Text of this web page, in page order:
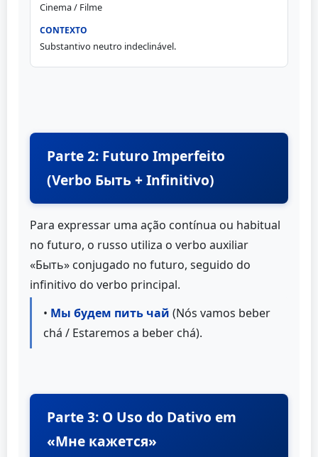
Cinema / Filme
Substantivo neutro indeclinável.
Parte 2: Futuro Imperfeito
(Verbo Быть + Infinitivo)
Para expressar uma ação contínua ou habitual
no futuro, o russo utiliza o verbo auxiliar
«Быть» conjugado no futuro, seguido do
infinitivo do verbo principal.
• Мы будем пить чай (Nós vamos beber
chá / Estaremos a beber chá).
Parte 3: O Uso do Dativo em
«Мне кажется»